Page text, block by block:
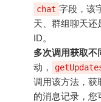
chat 字段，该
天、群组聊天还
ID。
多次调用获取不
动，
调用该方法，获
的消息记录，您